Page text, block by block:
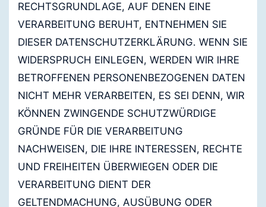
RECHTSGRUNDLAGE, AUF DENEN EINE
VERARBEITUNG BERUHT, ENTNEHMEN SIE
DIESER DATENSCHUTZERKLÄRUNG. WENN SIE
WIDERSPRUCH EINLEGEN, WERDEN WIR IHRE
BETROFFENEN PERSONENBEZOGENEN DATEN
NICHT MEHR VERARBEITEN, ES SEI DENN, WIR
KÖNNEN ZWINGENDE SCHUTZWÜRDIGE
GRÜNDE FÜR DIE VERARBEITUNG
NACHWEISEN, DIE IHRE INTERESSEN, RECHTE
UND FREIHEITEN ÜBERWIEGEN ODER DIE
VERARBEITUNG DIENT DER
GELTENDMACHUNG, AUSÜBUNG ODER